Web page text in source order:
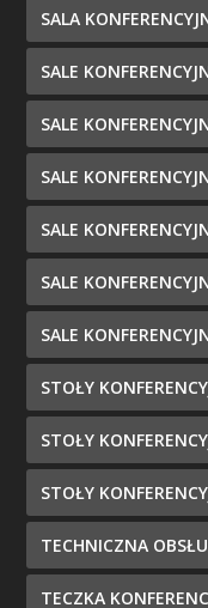
SALA
SALE
SALE
SALE
SALE
SALE
SALE
STOŁY
STOŁY
STOŁY
TECHNICZNA
TECZKA